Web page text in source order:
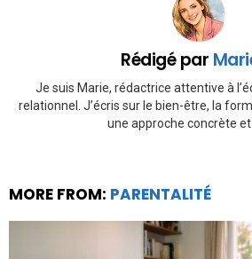
Rédigé par
Je suis Marie, rédactrice attentive à
relationnel. J’écris sur le bien-être, la
une approche concrète et
MORE FROM: PARENTALITÉ